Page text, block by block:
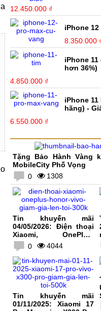
12.450.000 ₫
iPhone 12
8.350.000
iPhone
hơn 36%)
4.850.000 ₫
iPhone
hãng) -
6.550.000 ₫
Tặng Bảo Hành Vàng
MobileCity Phố Vọng
0
1308
Tin khuyến mãi
04/05/2026: Điện thoại
Xiaomi, OnePlus,
HONOR, vivo giảm giá
lên tới 300K
0 4044
Tin khuyến mãi
01/11/2025: Xiaomi 17